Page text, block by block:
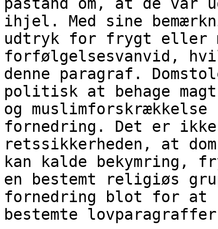
ihjel. Med sine
udtryk for frygt eller
forfølgelsesvanvid,
denne paragraf.
politisk at behage
og muslimforskrækkelse
fornedring. Det er
retssikkerheden, at
kan kalde bekymring,
en bestemt religiøs
fornedring blot for
bestemte